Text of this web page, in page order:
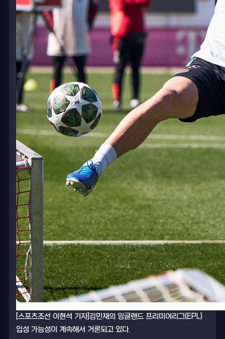
[스포츠조선 이현석 기자]김민재의 잉글랜드 프리미어리그(EPL)
입성 가능성이 계속해서 거론되고 있다.